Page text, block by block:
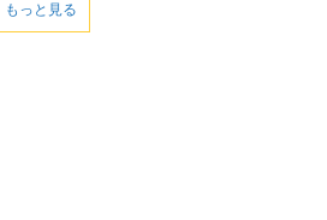
もっと見る